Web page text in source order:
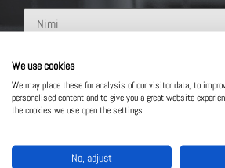
We use cookies
We may place these for analysis of our visitor data, to
personalised content and to give you a great website
the cookies we use open the settings.
No, adjust